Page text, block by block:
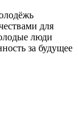
для
люди
за будущее